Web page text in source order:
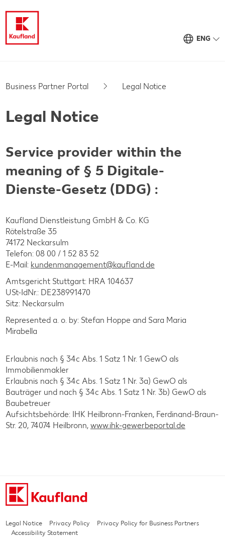
ENG
Business Partner Portal Legal Notice
Legal Notice
Service provider within the
meaning of § 5 Digitale-
Dienste-Gesetz (DDG) :
Kaufland Dienstleistung GmbH & Co. KG
Rötelstraße 35
74172 Neckarsulm
Telefon: 08 00 / 1 52 83 52
E-Mail: kundenmanagement@kaufland.de
Amtsgericht Stuttgart: HRA 104637
USt-IdNr.: DE238991470
Sitz: Neckarsulm
Represented a. o. by: Stefan Hoppe and Sara Maria
Mirabella
Erlaubnis nach § 34c Abs. 1 Satz 1 Nr. 1 GewO als
Immobilienmakler
Erlaubnis nach § 34c Abs. 1 Satz 1 Nr. 3a) GewO als
Bauträger und nach § 34c Abs. 1 Satz 1 Nr. 3b) GewO als
Baubetreuer
Aufsichtsbehörde: IHK Heilbronn-Franken, Ferdinand-Braun-
Str. 20, 74074 Heilbronn, www.ihk-gewerbeportal.de
Legal Notice Privacy Policy
Privacy Policy for Business Partners
Accessibility Statement